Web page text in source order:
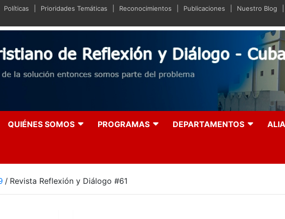
Políticas Prioridades Temáticas Reconocimientos Publicaciones Nuestro Blog
Cristiano de Reflexión y
parte de la solución entonces somos parte del problema
QUIÉNES SOMOS PROGRAMAS DEPARTAMENTOS
Revista Reflexión y Diálogo #61